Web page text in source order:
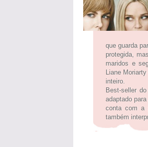
que guarda
protegida,
maridos e
Liane
inteiro.
Best-seller
adaptado
conta com a
também